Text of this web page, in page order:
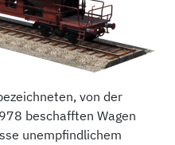
von der
beschafften Wagen
unempfindlichem